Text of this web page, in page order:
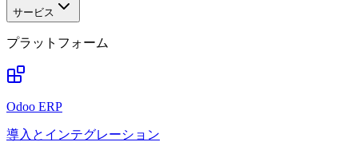
サービス
プラットフォーム
Odoo ERP
導入とインテグレーション